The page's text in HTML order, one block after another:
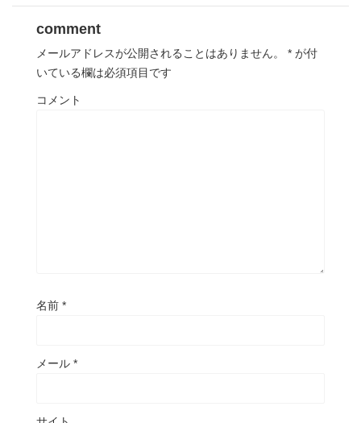
comment
メールアドレスが公開されることはありません。 * が付
いている欄は必須項目です
コメント
名前 *
メール *